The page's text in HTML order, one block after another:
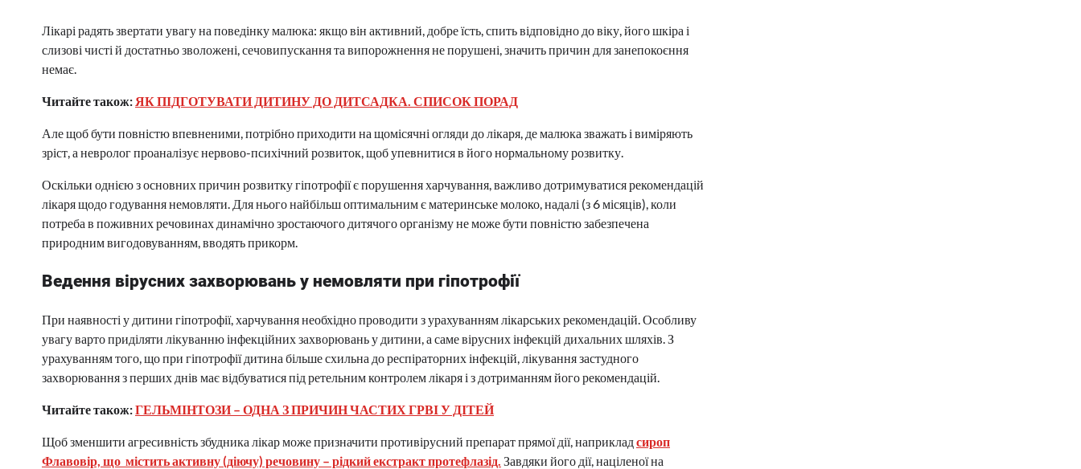
Лікарі радять звертати увагу на поведінку малюка: якщо він активний, добре їсть, спить відповідно до віку, його шкіра і
слизові чисті й достатньо зволожені, сечовипускання та випорожнення не порушені, значить причин для занепокоєння
немає.
Читайте також: ЯК ПІДГОТУВАТИ ДИТИНУ ДО ДИТСАДКА. СПИСОК ПОРАД
Але щоб бути повністю впевненими, потрібно приходити на щомісячні огляди до лікаря, де малюка зважать і виміряють
зріст, а невролог проаналізує нервово-психічний розвиток, щоб упевнитися в його нормальному розвитку.
Оскільки однією з основних причин розвитку гіпотрофії є порушення харчування, важливо дотримуватися рекомендацій
лікаря щодо годування немовляти. Для нього найбільш оптимальним є материнське молоко, надалі (з 6 місяців), коли
потреба в поживних речовинах динамічно зростаючого дитячого організму не може бути повністю забезпечена
природним вигодовуванням, вводять прикорм.
Ведення вірусних захворювань у немовляти при гіпотрофії
При наявності у дитини гіпотрофії, харчування необхідно проводити з урахуванням лікарських рекомендацій. Особливу
увагу варто приділяти лікуванню інфекційних захворювань у дитини, а саме вірусних інфекцій дихальних шляхів. З
урахуванням того, що при гіпотрофії дитина більше схильна до респіраторних інфекцій, лікування застудного
захворювання з перших днів має відбуватися під ретельним контролем лікаря і з дотриманням його рекомендацій.
Читайте також:ГЕЛЬМІНТОЗИ – ОДНА З ПРИЧИН ЧАСТИХ ГРВІ У ДІТЕЙ
Щоб зменшити агресивність збудника лікар може призначити противірусний препарат прямої дії, наприкладсироп
Флавовір, що містить активну (діючу) речовину – рідкий екстракт протефлазід. Завдяки його дії, націленої на